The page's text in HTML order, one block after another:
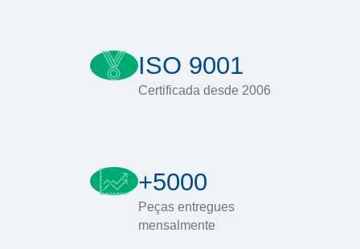
ISO 9001
Certificada desde 2006
+5000
Peças entregues
mensalmente